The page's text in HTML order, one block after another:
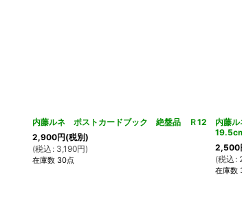
内藤ルネ ポストカードブック 絶盤品 Ｒ12
2,900円(税別)
(税込 : 3,190円)
在庫数 30点
内藤
2,500
(税込 :
在庫数